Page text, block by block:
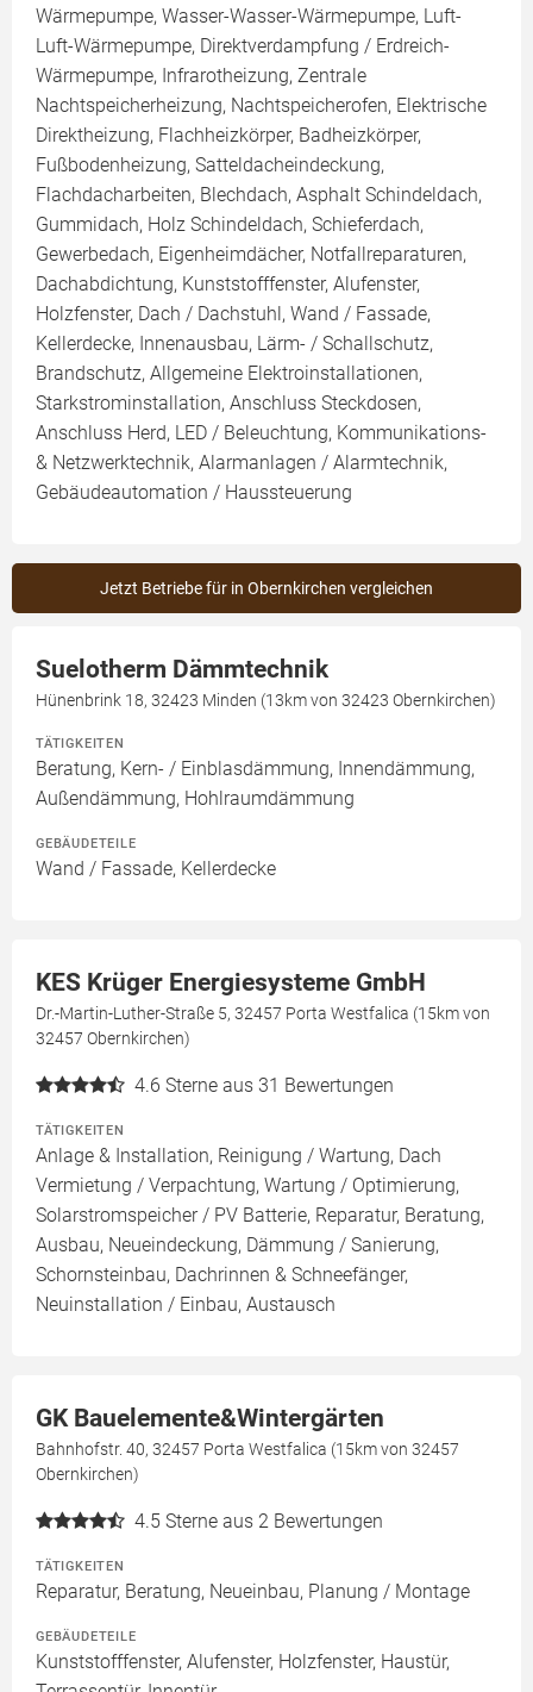
Wärmepumpe, Wasser-Wasser-Wärmepumpe, Luft-
Luft-Wärmepumpe, Direktverdampfung / Erdreich-
Wärmepumpe, Infrarotheizung, Zentrale
Nachtspeicherheizung, Nachtspeicherofen, Elektrische
Direktheizung, Flachheizkörper, Badheizkörper,
Fußbodenheizung, Satteldacheindeckung,
Flachdacharbeiten, Blechdach, Asphalt Schindeldach,
Gummidach, Holz Schindeldach, Schieferdach,
Gewerbedach, Eigenheimdächer, Notfallreparaturen,
Dachabdichtung, Kunststofffenster, Alufenster,
Holzfenster, Dach / Dachstuhl, Wand / Fassade,
Kellerdecke, Innenausbau, Lärm- / Schallschutz,
Brandschutz, Allgemeine Elektroinstallationen,
Starkstrominstallation, Anschluss Steckdosen,
Anschluss Herd, LED / Beleuchtung, Kommunikations-
& Netzwerktechnik, Alarmanlagen / Alarmtechnik,
Gebäudeautomation / Haussteuerung
Jetzt Betriebe für in Obernkirchen vergleichen
Suelotherm Dämmtechnik
Hünenbrink 18, 32423 Minden (13km von 32423 Obernkirchen)
TÄTIGKEITEN
Beratung, Kern- / Einblasdämmung, Innendämmung,
Außendämmung, Hohlraumdämmung
GEBÄUDETEILE
Wand / Fassade, Kellerdecke
KES Krüger Energiesysteme GmbH
Dr.-Martin-Luther-Straße 5, 32457 Porta Westfalica (15km von
32457 Obernkirchen)
4.6 Sterne aus 31 Bewertungen
TÄTIGKEITEN
Anlage & Installation, Reinigung / Wartung, Dach
Vermietung / Verpachtung, Wartung / Optimierung,
Solarstromspeicher / PV Batterie, Reparatur, Beratung,
Ausbau, Neueindeckung, Dämmung / Sanierung,
Schornsteinbau, Dachrinnen & Schneefänger,
Neuinstallation / Einbau, Austausch
GK Bauelemente&Wintergärten
Bahnhofstr. 40, 32457 Porta Westfalica (15km von 32457
Obernkirchen)
4.5 Sterne aus 2 Bewertungen
TÄTIGKEITEN
Reparatur, Beratung, Neueinbau, Planung / Montage
GEBÄUDETEILE
Kunststofffenster, Alufenster, Holzfenster, Haustür,